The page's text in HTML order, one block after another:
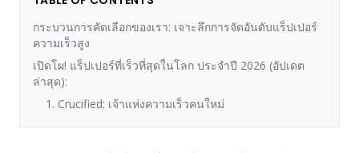
กระบวนการคัดเลือกของเรา: เจาะลึกการจัดอันดับแร็ปเปอร์
ความเร็วสูง
เปิดโผ! แร็ปเปอร์ที่เร็วที่สุดในโลก ประจำปี 2026 (อัปเดต
ล่าสุด):
1. Crucified: เจ้าแห่งความเร็วคนใหม่